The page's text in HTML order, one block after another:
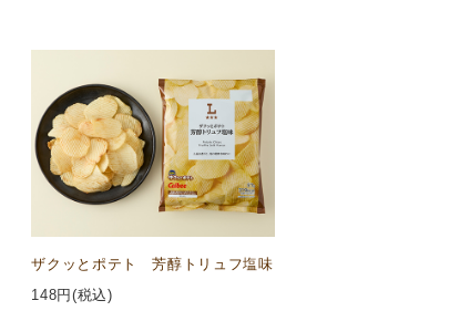
ザクッとポテト 芳醇トリュフ塩味
148円(税込)